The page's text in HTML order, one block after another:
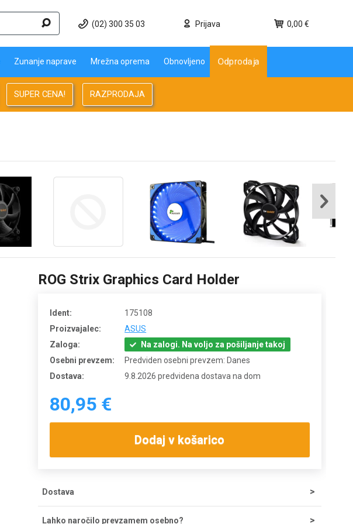
(02) 300 35 03 Prijava 0,00 €
Zunanje naprave Mrežna oprema Obnovljeno Odprodaja
SUPER CENA! RAZPRODAJA
ROG Strix Graphics Card Holder
Ident:
175108
Proizvajalec:
ASUS
Zaloga:
Na zalogi. Na voljo za pošiljanje takoj
Osebni prevzem:
Predviden osebni prevzem: Danes
Dostava:
9.8.2026 predvidena dostava na dom
80,95 €
Dodaj v košarico
Dostava
Lahko naročilo prevzamem osebno?